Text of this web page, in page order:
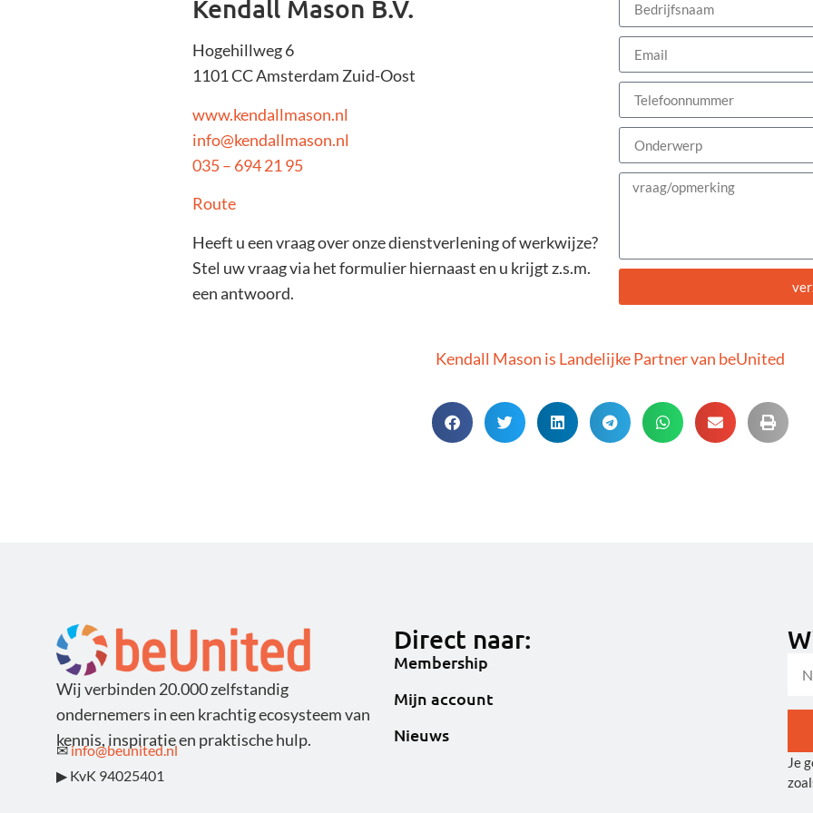
Kendall Mason B.V.
Hogehillweg 6
1101 CC Amsterdam Zuid-Oost
www.kendallmason.nl
info@kendallmason.nl
035 – 694 21 95
Route
Heeft u een vraag over onze dienstverlening of werkwijze?
Stel uw vraag via het formulier hiernaast en u krijgt z.s.m.
een antwoord.
Kendall Mason is Landelijke Partner van beUnited
Wij verbinden 20.000 zelfstandig
ondernemers in een krachtig ecosysteem van
kennis, inspiratie en praktische hulp.
✉info@beunited.nl
▶ KvK 94025401
Direct naar:
Membership
Mijn account
Nieuws
Je